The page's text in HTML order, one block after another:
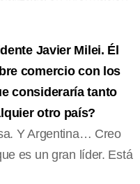
Javier Milei. Él
comercio con los
consideraría tanto
otro país?
Y Argentina… Creo
es un gran líder. Está